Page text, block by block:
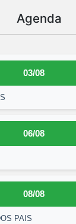
Agenda
03/08
06/08
08/08
PAIS